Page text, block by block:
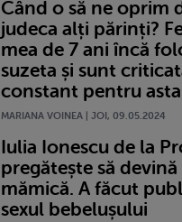
Când o să ne oprim
judeca alți părinți?
mea de 7 ani încă
suzeta și sunt
constant pentru asta
MARIANA VOINEA | JOI, 09.05.2024
Iulia Ionescu de la
pregătește să devină
mămică. A făcut
sexul bebelușului